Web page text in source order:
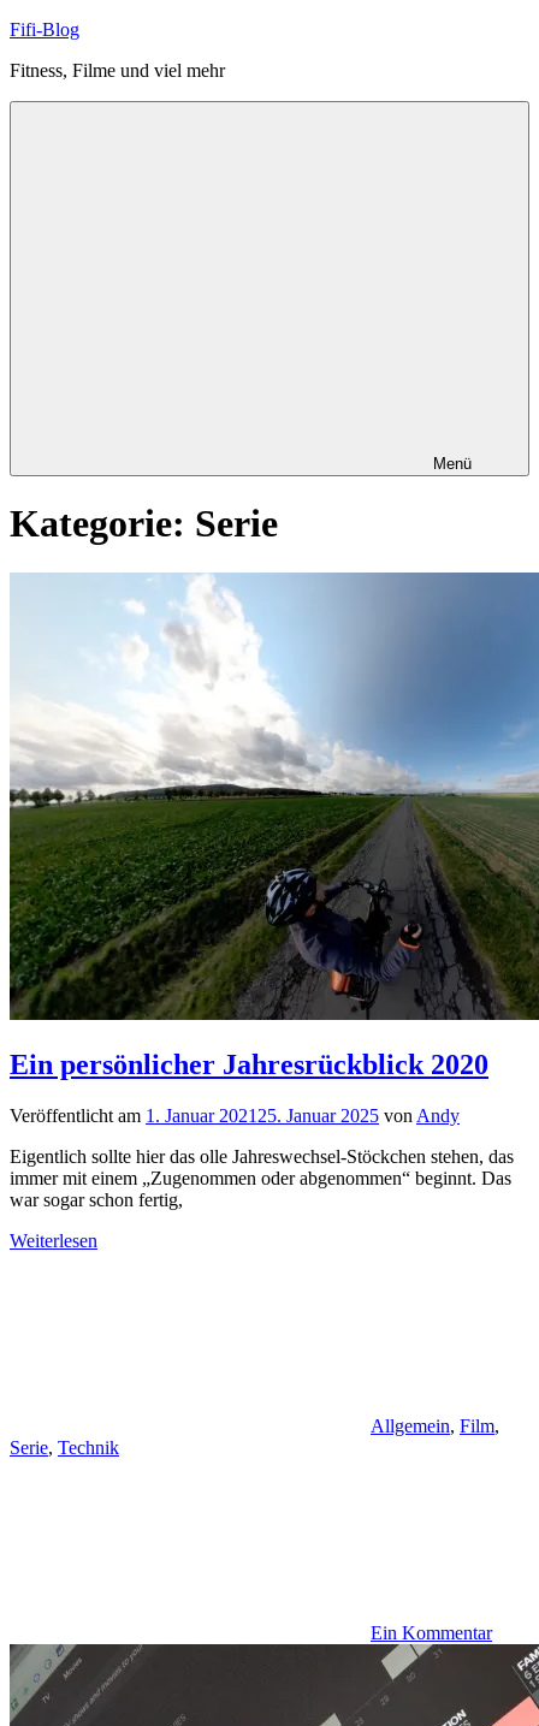
Zum
springen
Fifi-Blog
Fitness, Filme und viel mehr
Menü
Kategorie: Serie
Ein persönlicher Jahresrückblick 2020
Veröffentlicht am 1. Januar 2021 25. Januar 2025 von Andy
Eigentlich sollte hier das olle Jahreswechsel-Stöckchen stehen, das
immer mit einem „Zugenommen oder abgenommen“ beginnt. Das
war sogar schon fertig,
Weiterlesen
Allgemein, Film,
Serie, Technik
Ein Kommentar